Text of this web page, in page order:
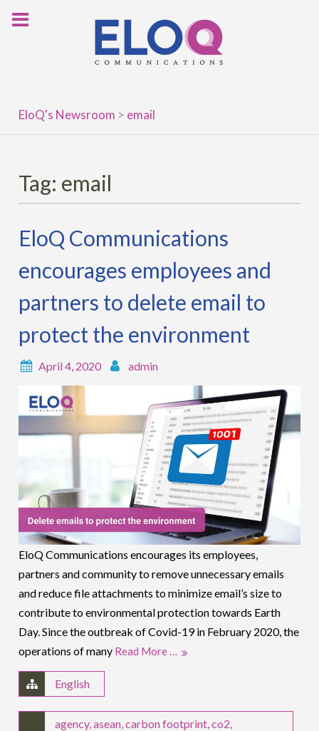
EloQ's Newsroom > email
Tag: email
EloQ Communications
encourages employees and
partners to delete email to
protect the environment
April 4, 2020 admin
EloQ Communications encourages its employees,
partners and community to remove unnecessary emails
and reduce file attachments to minimize email’s size to
contribute to environmental protection towards Earth
Day. Since the outbreak of Covid-19 in February 2020, the
operations of many Read More …
English
agency,asean ,carbon footprint ,co2